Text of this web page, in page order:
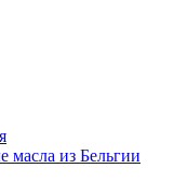
масла из Бельгии